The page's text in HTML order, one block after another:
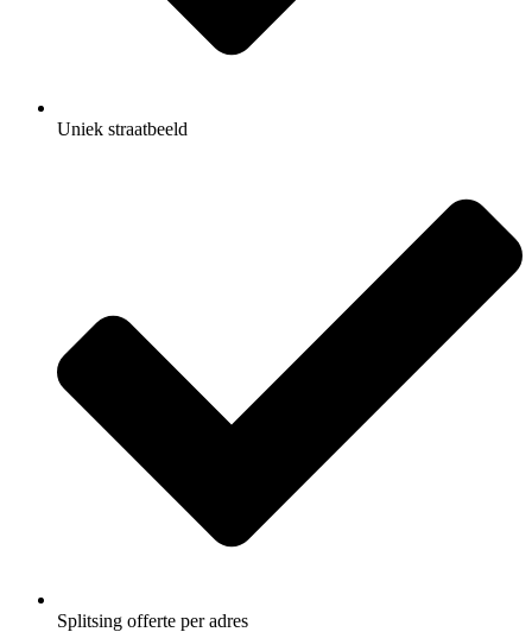
Uniek straatbeeld
Splitsing offerte per adres